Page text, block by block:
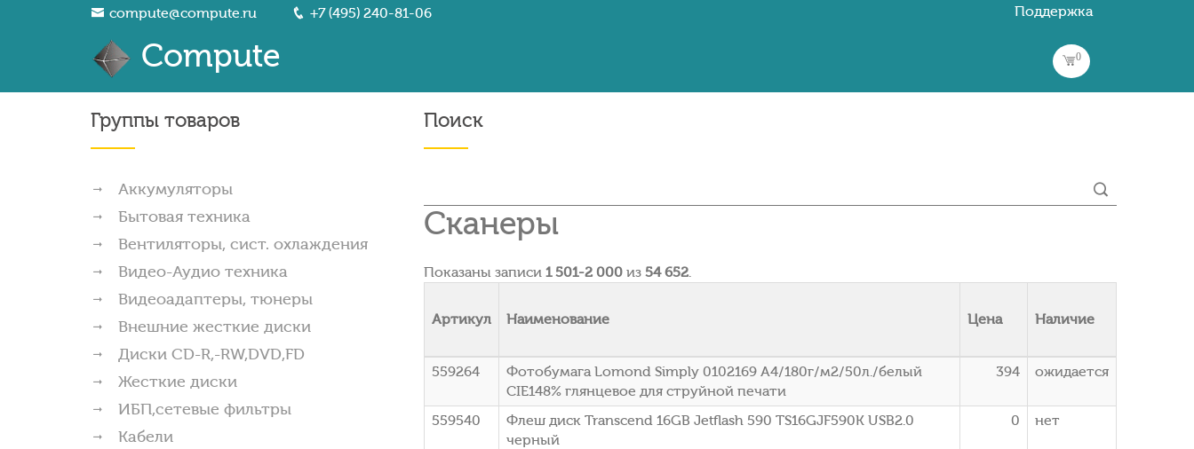
compute@compute.ru +7 (495) 240-81-06 Поддержка
Compute 0
Группы товаров
Аккумуляторы
Бытовая техника
Вентиляторы, сист. охлаждения
Видео-Аудио техника
Видеоадаптеры, тюнеры
Внешние жесткие диски
Диски CD-R,-RW,DVD,FD
Жесткие диски
ИБП,сетевые фильтры
Кабели
Поиск
Сканеры
Показаны записи 1 501-2 000 из 54 652.
Артикул Наименование Цена Наличие
559264
Фотобумага Lomond Simply 0102169 A4/180г/м2/50л./белый
CIE148% глянцевое для струйной печати
394 ожидается
559540
Флеш диск Transcend 16GB Jetflash 590 TS16GJF590K USB2.0
черный
0 нет